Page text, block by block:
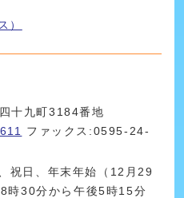
）
十九町3184番地
ファックス:0595-24-
祝日、年末年始（12月29
時30分から午後5時15分